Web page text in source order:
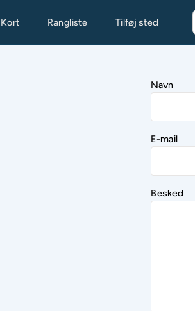
Kort Rangliste Tilføj sted
Navn
E-mail
Besked